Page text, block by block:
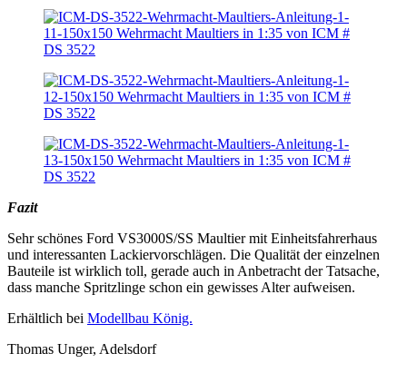
Fazit
Sehr schönes Ford VS3000S/SS Maultier mit Einheitsfahrerhaus
und interessanten Lackiervorschlägen. Die Qualität der einzelnen
Bauteile ist wirklich toll, gerade auch in Anbetracht der Tatsache,
dass manche Spritzlinge schon ein gewisses Alter aufweisen.
Erhältlich bei Modellbau König.
Thomas Unger, Adelsdorf